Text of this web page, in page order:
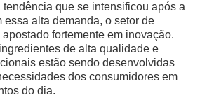
tendência que se intensificou após a
essa alta demanda, o setor de
fortemente em inovação.
de alta qualidade e
estão sendo desenvolvidas
dos consumidores em
do dia.